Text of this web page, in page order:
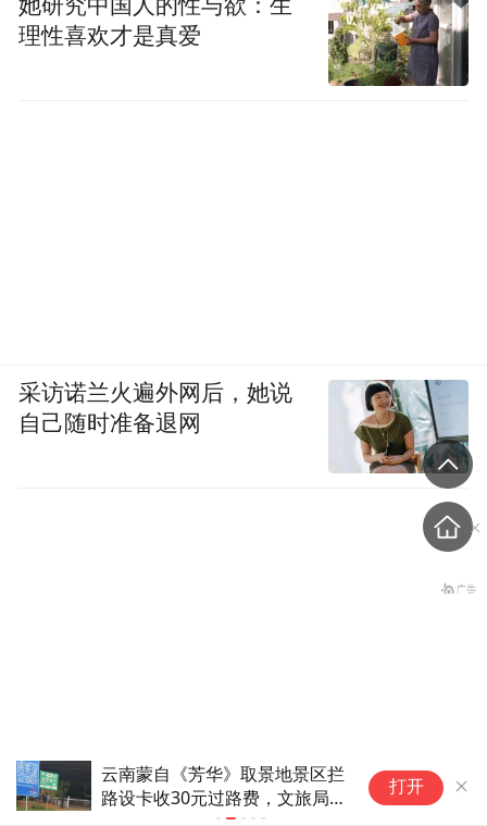
云南蒙自《芳华》取景地景区拦
路设卡收30元过路费，文旅局
回应：正研究优化方案
广东一对夫
宝宝2岁还
打开
她研究中国人的性与欲：生
理性喜欢才是真爱
采访诺兰火遍外网后，她说
自己随时准备退网
日本发布新版《防卫白皮
书》，俄罗斯强硬警告